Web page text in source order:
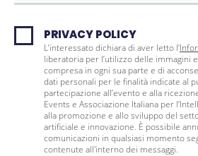
PRIVACY POLICY
L’interessato dichiara di aver letto l’
liberatoria per l’utilizzo delle immagini
compresa in ogni sua parte e di
dati personali per le finalità indicate al
partecipazione all’evento e alla
Events e Associazione Italiana per
alla promozione e allo sviluppo del
artificiale e innovazione. È possibile
comunicazioni in qualsiasi momento
contenute all'interno dei messaggi.